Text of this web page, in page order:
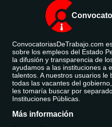
ConvocatoriasDeTrabajo.com
sobre los empleos del Estado
la difusión y transparencia de
ayudamos a las instituciones a
talentos. A nuestros usuarios
todas las vacantes del
les tomaría buscar por
Instituciones Públicas.
Más información